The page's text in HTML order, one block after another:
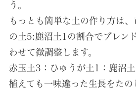
う。
もっとも簡単な土の作り方は
の土5:鹿沼土1の割合でブレン
わせて微調整します。
赤玉土3：ひゅうが土1：鹿沼
植えても一味違った生長をたの